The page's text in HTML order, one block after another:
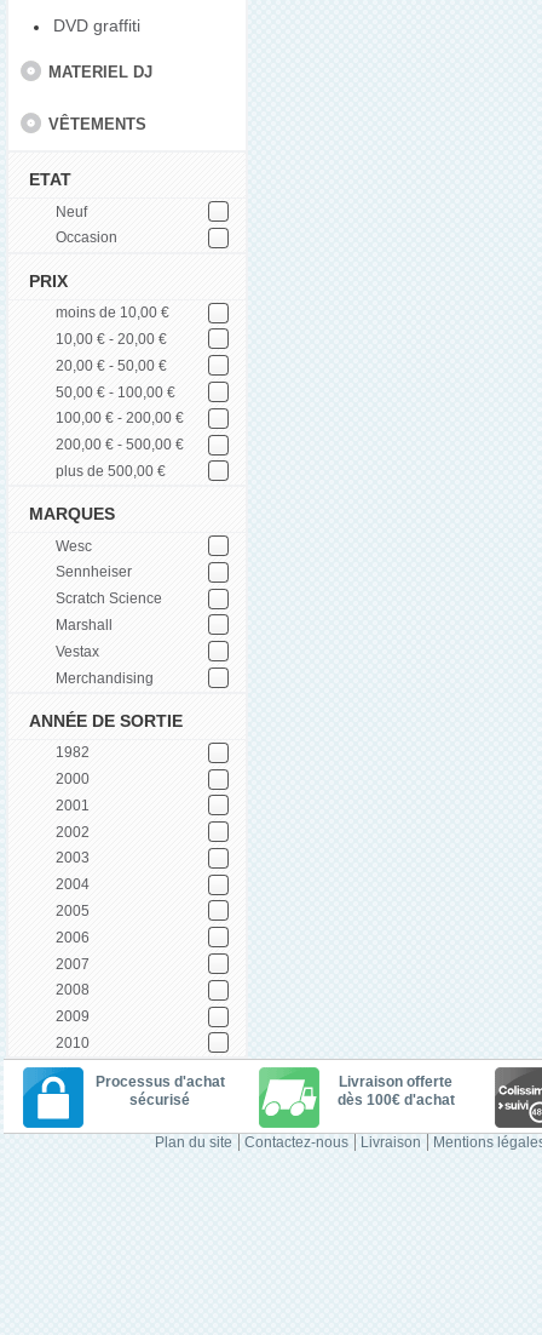
DVD graffiti
MATERIEL DJ
VÊTEMENTS
ETAT
Neuf
Occasion
PRIX
moins de 10,00 €
10,00 € - 20,00 €
20,00 € - 50,00 €
50,00 € - 100,00 €
100,00 € - 200,00 €
200,00 € - 500,00 €
plus de 500,00 €
MARQUES
Wesc
Sennheiser
Scratch Science
Marshall
Vestax
Merchandising
ANNÉE DE SORTIE
1982
2000
2001
2002
2003
2004
2005
2006
2007
2008
2009
2010
Processus d'achat
sécurisé
Livraison offerte
dès 100€ d'achat
Plan du site Contactez-nous Livraison Mentions